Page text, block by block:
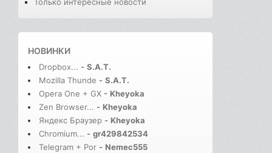
Только интересные новости
НОВИНКИ
Dropbox... - S.A.T.
Mozilla Thunde - S.A.T.
Opera One + GX - Kheyoka
Zen Browser... - Kheyoka
Яндекс Браузер - Kheyoka
Chromium... - gr429842534
Telegram + Por - Nemec555